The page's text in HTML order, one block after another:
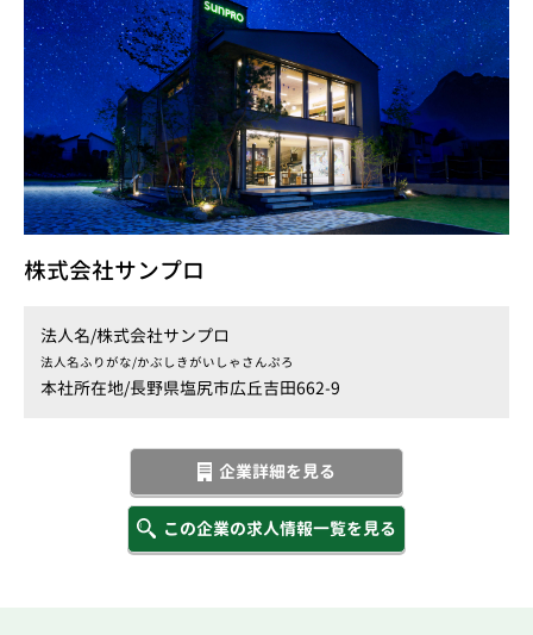
株式会社サンプロ
法人名/株式会社サンプロ
法人名ふりがな/かぶしきがいしゃさんぷろ
本社所在地/長野県塩尻市広丘吉田662-9
企業詳細を見る
この企業の求人情報一覧を見る